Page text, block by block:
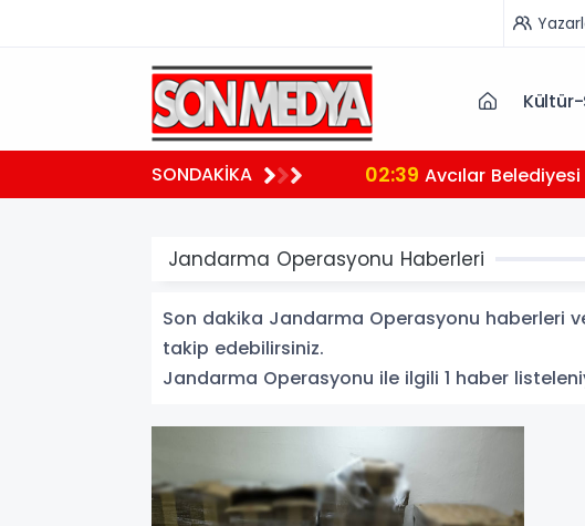
SONDAKİKA 02:39 Avcılar
Jandarma Operasyonu Haberleri
Son dakika Jandarma Operasyonu haberleri
takip edebilirsiniz.
Jandarma Operasyonu ile ilgili 1 haber